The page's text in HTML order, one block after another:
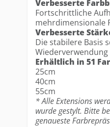
Verbesserte
Fortschrittliche
mehrdimensionale
Verbesserte
Die stabilere Basis
Erhältlich in 51
25cm
40cm
55cm
* Alle Extensions
wurde gestylt. Bitte
genaueste